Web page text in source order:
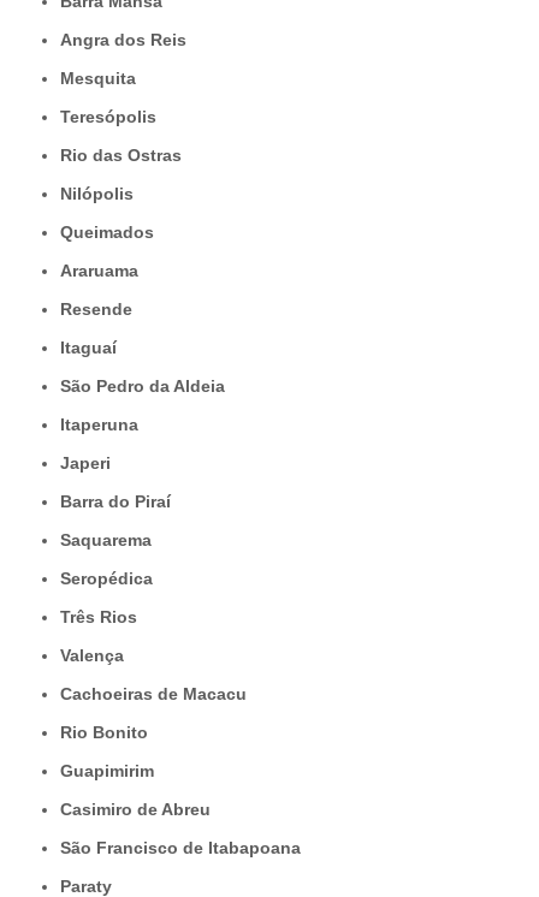
Angra dos Reis
Mesquita
Teresópolis
Rio das Ostras
Nilópolis
Queimados
Araruama
Resende
Itaguaí
São Pedro da Aldeia
Itaperuna
Japeri
Barra do Piraí
Saquarema
Seropédica
Três Rios
Valença
Cachoeiras de Macacu
Rio Bonito
Guapimirim
Casimiro de Abreu
São Francisco de Itabapoana
Paraty